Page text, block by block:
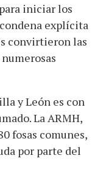
iniciar los
explícita
convirtieron las
y León es con
La ARMH,
fosas comunes,
por parte del